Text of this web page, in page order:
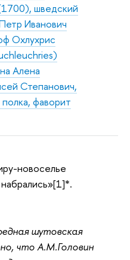
шведский
Иванович
Охлухрис
Алена
Степанович,
фаворит
новоселье
шутовская
что А.М.Головин